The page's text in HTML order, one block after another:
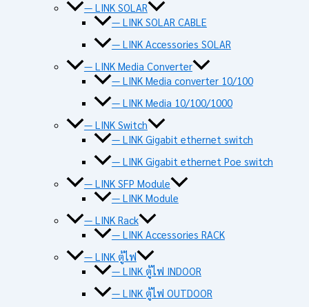
— LINK SOLAR
— LINK SOLAR CABLE
— LINK Accessories SOLAR
— LINK Media Converter
— LINK Media converter 10/100
— LINK Media 10/100/1000
— LINK Switch
— LINK Gigabit ethernet switch
— LINK Gigabit ethernet Poe switch
— LINK SFP Module
— LINK Module
— LINK Rack
— LINK Accessories RACK
— LINK ตู้ไฟ
— LINK ตู้ไฟ INDOOR
— LINK ตู้ไฟ OUTDOOR